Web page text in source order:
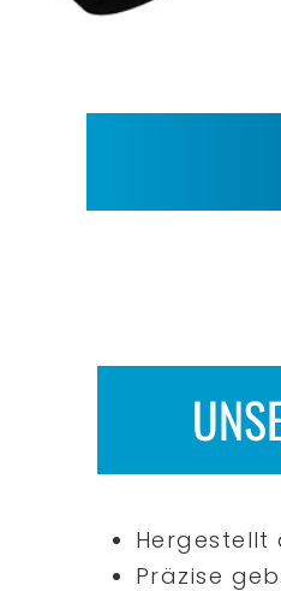
Hergestellt
Präzise